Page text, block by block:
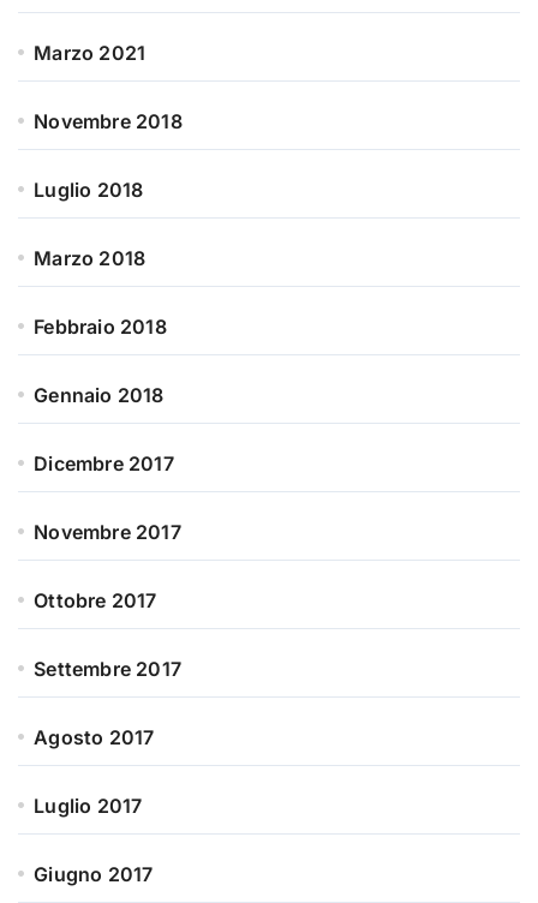
Marzo 2021
Novembre 2018
Luglio 2018
Marzo 2018
Febbraio 2018
Gennaio 2018
Dicembre 2017
Novembre 2017
Ottobre 2017
Settembre 2017
Agosto 2017
Luglio 2017
Giugno 2017